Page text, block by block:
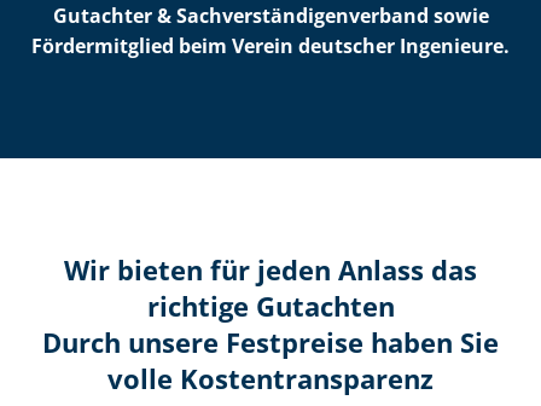
Gutachter & Sach­ver­stän­di­gen­ver­band sowie
Fördermitglied beim Verein deutscher Ingenieure.
Wir bieten für jeden Anlass das
richtige Gutachten
Durch unsere Festpreise haben Sie
volle Kosten­transparenz